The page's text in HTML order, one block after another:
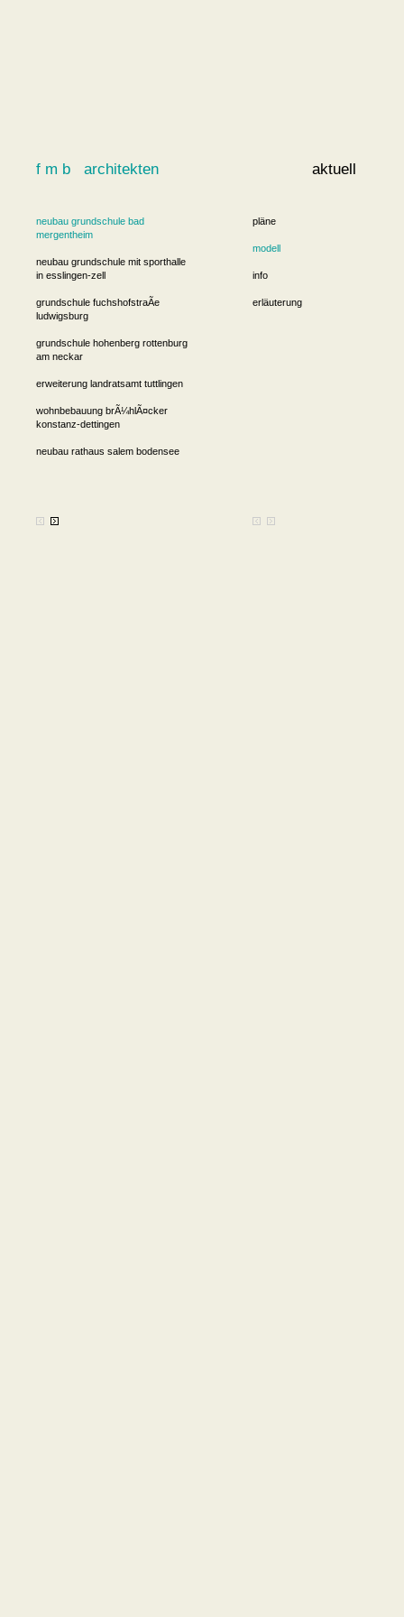
f m b architekten aktuell
neubau grundschule bad
mergentheim
neubau grundschule mit sporthalle
in esslingen-zell
grundschule fuchshofstraÃe
ludwigsburg
grundschule hohenberg rottenburg
am neckar
erweiterung landratsamt tuttlingen
wohnbebauung brÃ¼hlÃ¤cker
konstanz-dettingen
neubau rathaus salem bodensee
pläne
modell
info
erläuterung